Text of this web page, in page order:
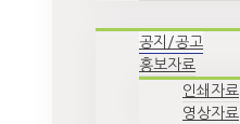
공지/공고
홍보자료
인쇄자료
영상자료